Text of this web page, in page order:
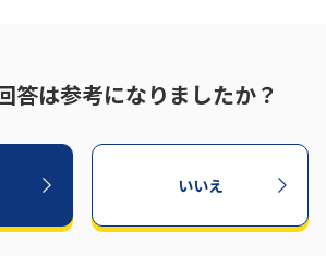
答は参考になりましたか？
いいえ